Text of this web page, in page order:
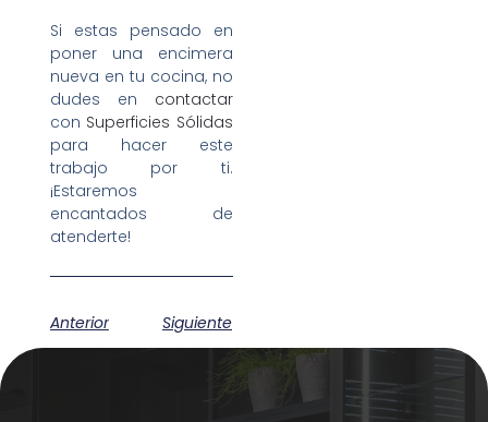
Si estas pensado en
poner una encimera
nueva en tu cocina, no
dudes en contactar
con Superficies Sólidas
para hacer este
trabajo por ti.
¡Estaremos
encantados de
atenderte!
Anterior Siguiente